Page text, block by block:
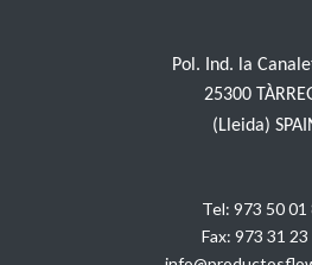
Pol. Ind. la
25300
(Lleida)
Tel: 973 50 01
Fax: 973 31 23